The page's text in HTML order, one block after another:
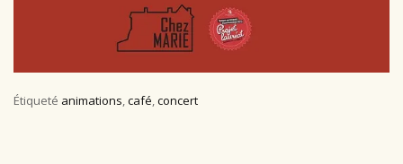
Étiqueté animations,café,concert